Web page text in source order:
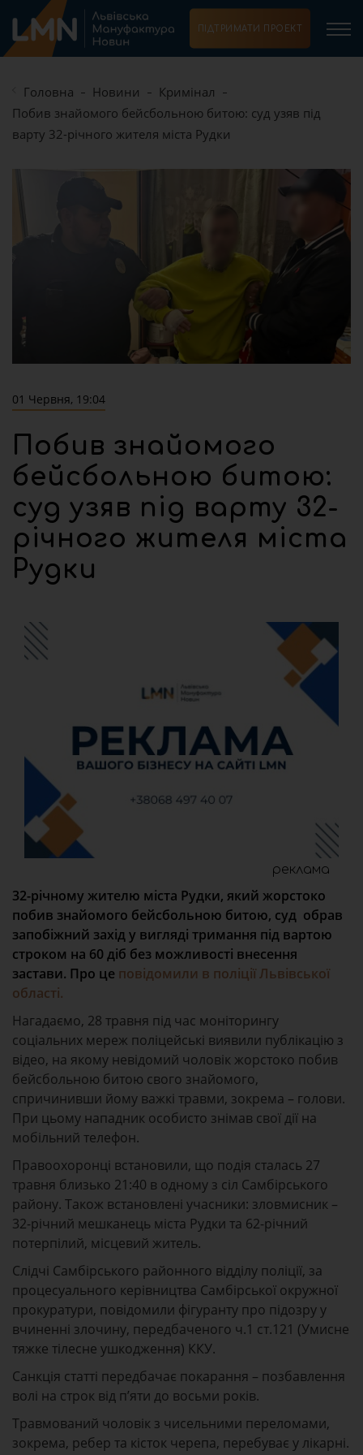
ПІДТРИМАТИ ПРОЕКТ
Головна Новини
Кримінал
Побив знайомого бейсбольною битою: суд узяв під
варту 32-річного жителя міста Рудки
01 Червня, 19:04
Побив знайомого
бейсбольною битою:
суд узяв під варту 32-
річного жителя міста
Рудки
реклама
32-річному жителю міста Рудки, який жорстоко
побив знайомого бейсбольною битою, суд обрав
запобіжний захід у вигляді тримання під вартою
строком на 60 діб без можливості внесення
застави. Про це повідомили в поліції Львівської
області.
Нагадаємо, 28 травня під час моніторингу
соціальних мереж поліцейські виявили публікацію з
відео, на якому невідомий чоловік жорстоко побив
бейсбольною битою свого знайомого,
спричинивши йому важкі травми, зокрема – голови.
При цьому нападник особисто знімав свої дії на
мобільний телефон.
Правоохоронці встановили, що подія сталась 27
травня близько 21:40 в одному з сіл Самбірського
району. Також встановлені учасники: зловмисник –
32-річний мешканець міста Рудки та 62-річний
потерпілий, місцевий житель.
Слідчі Самбірського районного відділу поліції, за
процесуального керівництва Самбірської окружної
прокуратури, повідомили фігуранту про підозру у
вчиненні злочину, передбаченого ч.1 ст.121 (Умисне
тяжке тілесне ушкодження) ККУ.
Санкція статті передбачає покарання – позбавлення
волі на строк від п’яти до восьми років.
Травмований чоловік з чисельними переломами,
зокрема, ребер та кісток черепа, перебуває у лікарні.